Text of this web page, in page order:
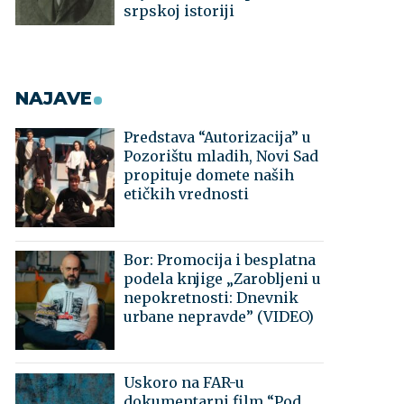
srpskoj istoriji
NAJAVE
Predstava “Autorizacija” u
Pozorištu mladih, Novi Sad
propituje domete naših
etičkih vrednosti
Bor: Promocija i besplatna
podela knjige „Zarobljeni u
nepokretnosti: Dnevnik
urbane nepravde” (VIDEO)
Uskoro na FAR-u